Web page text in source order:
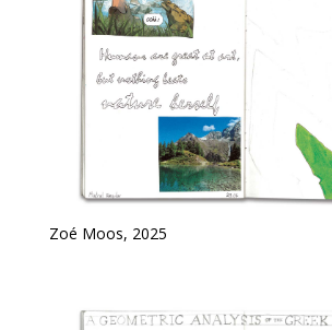
Zoé Moos, 2025